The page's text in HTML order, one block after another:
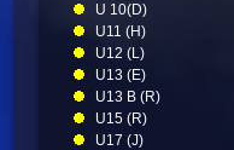
U 10(D)
U11 (H)
U12 (L)
U13 (E)
U13 B (R)
U15 (R)
U17 (J)